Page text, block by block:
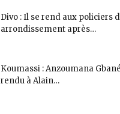
Divo : Il se rend aux policiers
arrondissement après…
Koumassi : Anzoumana
rendu à Alain…